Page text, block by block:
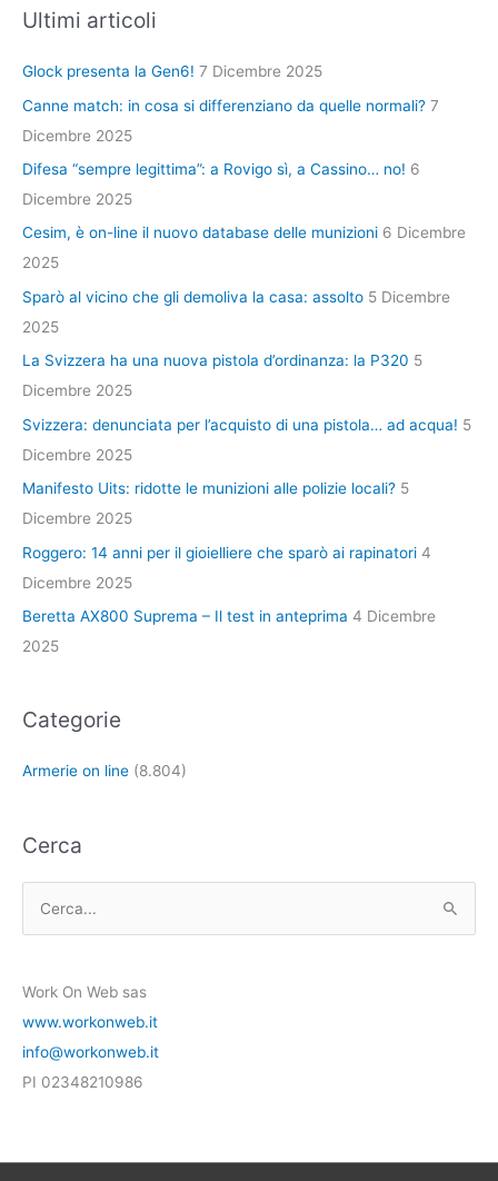
Ultimi articoli
Glock presenta la Gen6! 7 Dicembre 2025
Canne match: in cosa si differenziano da quelle normali? 7
Dicembre 2025
Difesa “sempre legittima”: a Rovigo sì, a Cassino… no! 6
Dicembre 2025
Cesim, è on-line il nuovo database delle munizioni 6 Dicembre
2025
Sparò al vicino che gli demoliva la casa: assolto 5 Dicembre
2025
La Svizzera ha una nuova pistola d’ordinanza: la P320 5
Dicembre 2025
Svizzera: denunciata per l’acquisto di una pistola… ad acqua! 5
Dicembre 2025
Manifesto Uits: ridotte le munizioni alle polizie locali? 5
Dicembre 2025
Roggero: 14 anni per il gioielliere che sparò ai rapinatori 4
Dicembre 2025
Beretta AX800 Suprema – Il test in anteprima 4 Dicembre
2025
Categorie
Armerie on line (8.804)
Cerca
c
a
:
Work On Web sas
www.workonweb.it
info@workonweb.it
PI 02348210986